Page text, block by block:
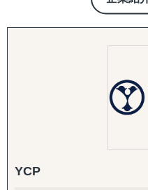
進出を考えている市場を
調査・分析いたします。
「どういった情報があれ
か」といった姿勢を徹底
を展開しておりますが、
ご提案させていただきます。
グロスペリティの特長は
構築・B2B営業代行・パー
らず、現地ネットワーク
をつくるところまで、実
ターゲットリストの作成
ローチ、商談同席・クロー
「グローバルを身近に」
に精通したコンサルタン
連携による「現地のリア
YCP